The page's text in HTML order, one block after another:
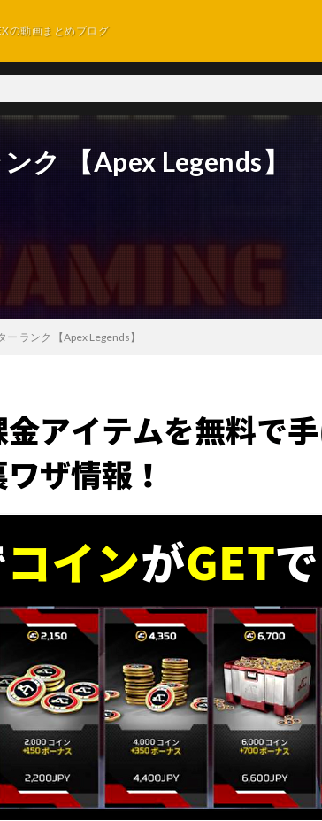
の動画まとめブログ
ク 【Apex Legends】
ー ランク 【Apex Legends】